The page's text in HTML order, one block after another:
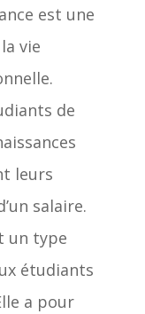
est une
vie
de
leurs
salaire.
un type
étudiants
a pour